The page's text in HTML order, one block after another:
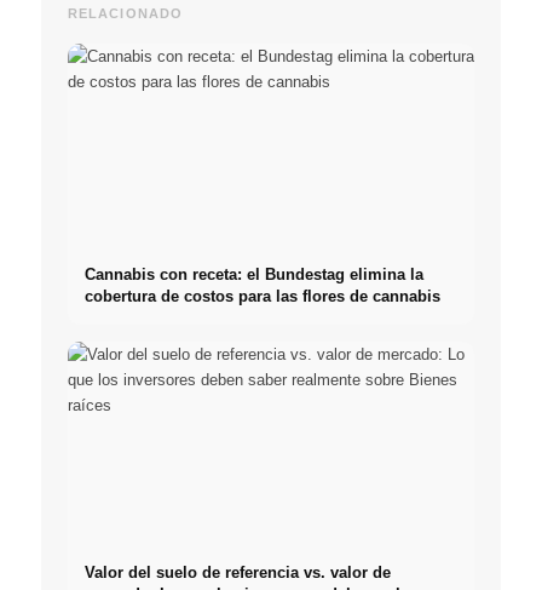
RELACIONADO
Cannabis con receta: el Bundestag elimina la
cobertura de costos para las flores de cannabis
Valor del suelo de referencia vs. valor de